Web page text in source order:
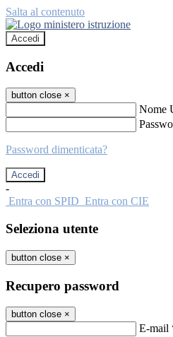
Salta al contenuto
Accedi
Accedi
button close ×
Nome
Password dimenticata?
-
Entra con SPID Entra con CIE
Seleziona utente
button close ×
Recupero password
button close ×
E-mail